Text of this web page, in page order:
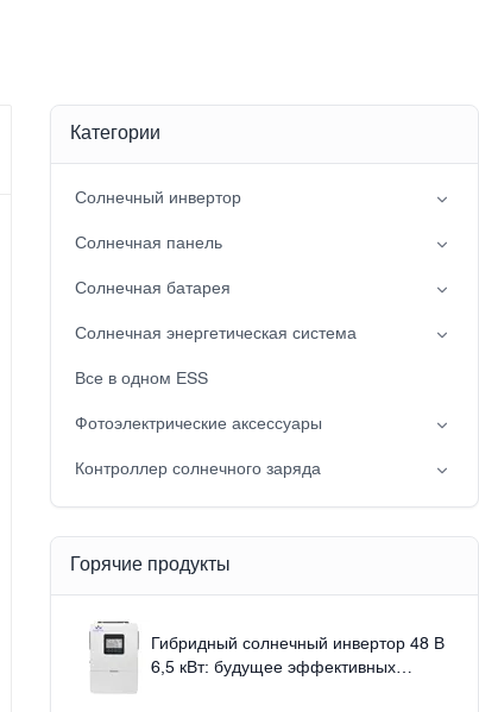
Категории
Солнечный инвертор
Инвертор с расщепленной фазой
Гибридный солнечный инвертор (IP21)
Гибридный солнечный инвертор (IP65)
Солнечная панель
Мононуклеоз
Солнечная батарея
Свинцовая батарея
Аккумулятор LiFePO4
Солнечная энергетическая система
сетевая солнечная энергосистема
Вне сети солнечная система мощности
Все в одном ESS
Фотоэлектрические аксессуары
Солнечный свет
Solar pump
Контроллер солнечного заряда
Шир
Контроллер солнечного заряда MPPT
Горячие продукты
Гибридный солнечный инвертор 48 В
6,5 кВт: будущее эффективных